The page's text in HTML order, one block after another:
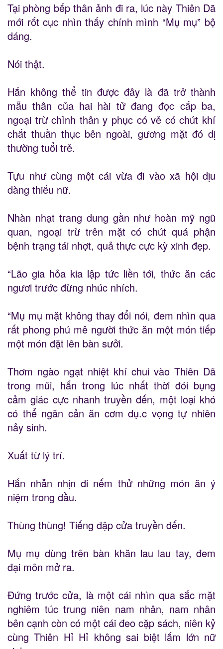
Tại phòng bếp thân ảnh đi ra, lúc này Thiên Dã
mới rốt cục nhìn thấy chính mình “Mụ mụ” bộ
dáng.
Nói thật.
Hắn không thể tin được đây là đã trở thành
mẫu thân của hai hài tử đang đọc cấp ba,
ngoại trừ chỉnh thân y phục có vẻ có chút khí
chất thuần thục bên ngoài, gương mặt đó dị
thường tuổi trẻ.
Tựu như cùng một cái vừa đi vào xã hội dịu
dàng thiếu nữ.
Nhàn nhạt trang dung gần như hoàn mỹ ngũ
quan, ngoại trừ trên mặt có chút quá phận
bệnh trạng tái nhợt, quả thực cực kỳ xinh đẹp.
“Lão gia hỏa kia lập tức liền tới, thức ăn các
ngươi trước đừng nhúc nhích.
“Mụ mụ mặt không thay đổi nói, đem nhìn qua
rất phong phú mê người thức ăn một món tiếp
một món đặt lên bàn sưởi.
Thơm ngào ngạt nhiệt khí chui vào Thiên Dã
trong mũi, hắn trong lúc nhất thời đói bụng
cảm giác cực nhanh truyền đến, một loại khó
có thể ngăn cản ăn cơm dụ.c vọng tự nhiên
nảy sinh.
Xuất từ lý trí.
Hắn nhẫn nhịn đi nếm thử những món ăn ý
niệm trong đầu.
Thùng thùng! Tiếng đập cửa truyền đến.
Mụ mụ dùng trên bàn khăn lau lau tay, đem
đại môn mở ra.
Đứng trước cửa, là một cái nhìn qua sắc mặt
nghiêm túc trung niên nam nhân, nam nhân
bên cạnh còn có một cái đeo cặp sách, niên kỷ
cùng Thiên Hỉ Hỉ không sai biệt lắm lớn nữ